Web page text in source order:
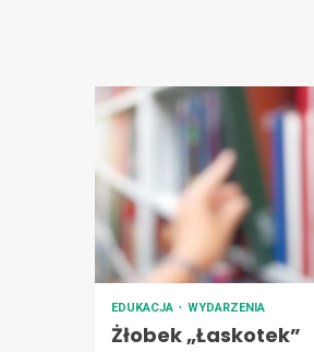
EDUKACJA WYDARZENIA
Żłobek „Łaskotek”